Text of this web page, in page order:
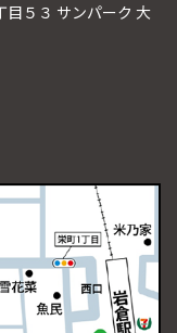
５３ サンパーク 大